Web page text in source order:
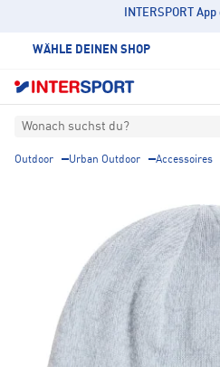
INTERSPORT
WÄHLE DEINEN SHOP
Wonach suchst du?
Outdoor Urban Outdoor Accessoires